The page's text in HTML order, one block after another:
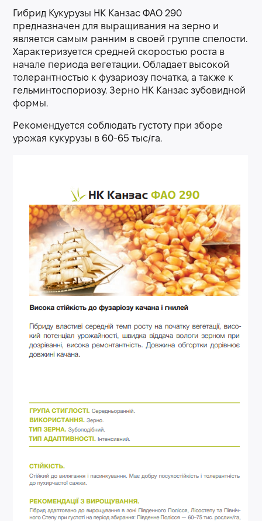
Гибрид Кукурузы НК Канзас ФАО 290
предназначен для выращивания на зерно и
является самым ранним в своей группе спелости.
Характеризуется средней скоростью роста в
начале периода вегетации. Обладает высокой
толерантностью к фузариозу початка, а также к
гельминтоспориозу. Зерно НК Канзас зубовидной
формы.
Рекомендуется соблюдать густоту при зборе
урожая кукурузы в 60-65 тыс/га.